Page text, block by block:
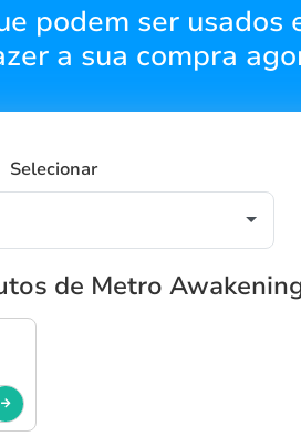
podem ser usados
a sua compra
Selecionar
de Metro